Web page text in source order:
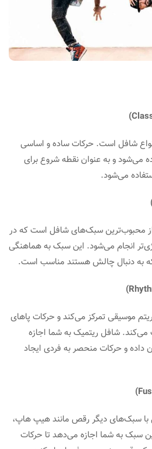
شافل است. حرکات ساده و اساسی
می‌شود و به عنوان نقطه شروع برای
می‌شود.
از محبوب‌ترین سبک‌های شافل است که در
انجام می‌شود. این سبک به هماهنگی
که به دنبال چالش هستند مناسب است.
موسیقی تمرکز می‌کند و حرکات پاهای
شافل ریتمیک به شما اجازه
داده و حرکات منحصر به فردی ایجاد
با سبک‌های دیگر رقص مانند هیپ هاپ،
سبک به شما اجازه می‌دهد تا حرکات